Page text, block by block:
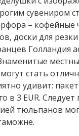
сувениром
– кофейные
доски для
Голландия
стать
удивит:
в 3 EUR.
тюльпанов